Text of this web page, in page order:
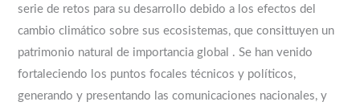
serie de retos para su desarrollo debido a los efectos del
cambio climático sobre sus ecosistemas, que consittuyen un
patrimonio natural de importancia global . Se han venido
fortaleciendo los puntos focales técnicos y políticos,
generando y presentando las comunicaciones nacionales, y